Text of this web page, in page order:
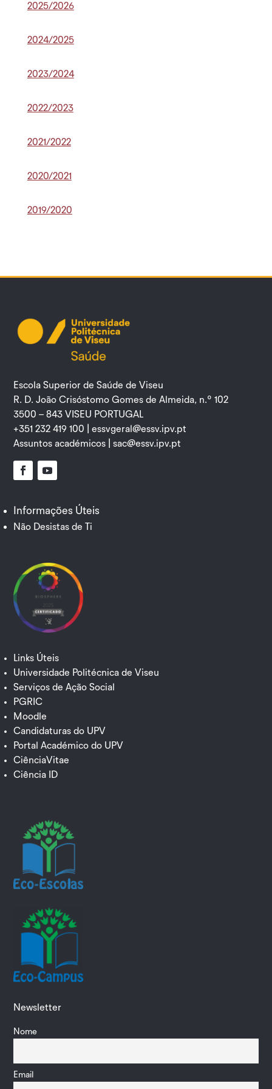
2025/2026
2024/2025
2023/2024
2022/2023
2021/2022
2020/2021
2019/2020
Escola Superior de Saúde de Viseu
R. D. João Crisóstomo Gomes de Almeida, n.º 102
3500 – 843 VISEU PORTUGAL
+351 232 419 100 |essvgeral@essv.ipv.pt
Assuntos académicos |sac@essv.ipv.pt
Informações Úteis
Não Desistas de Ti
Links Úteis
Universidade Politécnica de Viseu
Serviços de Ação Social
PGRIC
Moodle
Candidaturas do UPV
Portal Académico do UPV
CiênciaVitae
Ciência ID
Newsletter
Nome
Email